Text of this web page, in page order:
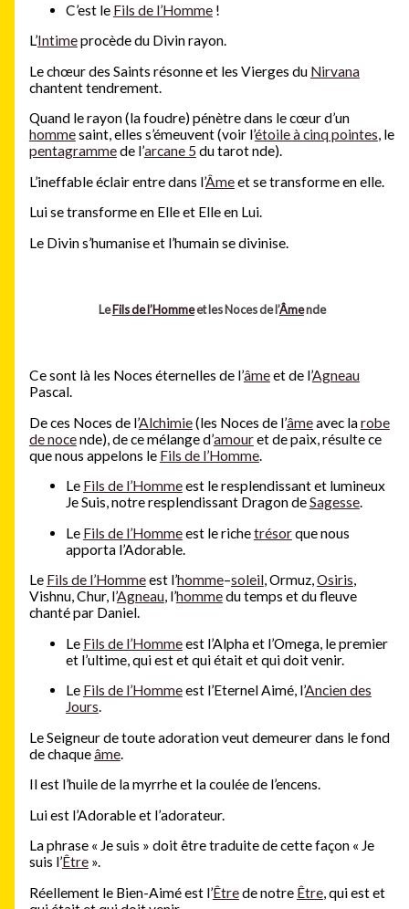
C’est le Fils de l’Homme!
L’Intimeprocède du Divin rayon.
Le chœur des Saints résonne et les Vierges du Nirvana
chantent tendrement.
Quand le rayon (la foudre) pénètre dans le cœur d’un
hommesaint, elles s’émeuvent (voir l’étoile à cinq pointes, le
pentagrammede l’arcane 5 du tarot nde).
L’ineffable éclair entre dans l’Âmeet se transforme en elle.
Lui se transforme en Elle et Elle en Lui.
Le Divin s’humanise et l’humain se divinise.
LeFils de l’Hommeet les Noces de l’Âmende
Ce sont là les Noces éternelles de l’âmeet de l’Agneau
Pascal.
De ces Noces de l’Alchimie(les Noces de l’âmeavec larobe
de nocende), de ce mélange d’amouret de paix, résulte ce
que nous appelons le Fils de l’Homme.
Le Fils de l’Hommeest le resplendissant et lumineux
Je Suis, notre resplendissant Dragon deSagesse.
Le Fils de l’Hommeest le richetrésorque nous
apporta l’Adorable.
Le Fils de l’Hommeest l’homme–soleil, Ormuz,Osiris,
Vishnu, Chur, l’Agneau, l’hommedu temps et du fleuve
chanté par Daniel.
Le Fils de l’Hommeest l’Alpha et l’Omega, le premier
et l’ultime, qui est et qui était et qui doit venir.
Le Fils de l’Hommeest l’Eternel Aimé, l’Ancien des
Jours.
Le Seigneur de toute adoration veut demeurer dans le fond
de chaqueâme.
Il est l’huile de la myrrhe et la coulée de l’encens.
Lui est l’Adorable et l’adorateur.
La phrase « Je suis » doit être traduite de cette façon « Je
suis l’Être».
Réellement le Bien-Aimé est l’Êtrede notre Être, qui est et